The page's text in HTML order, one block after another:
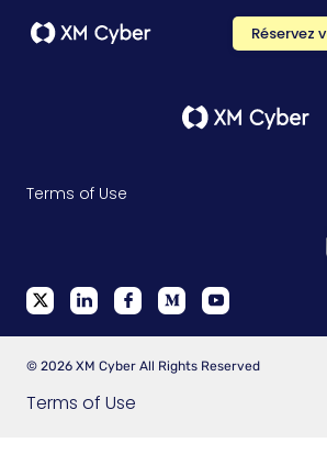
Réservez
Terms of Use
© 2026 XM Cyber All Rights Reserved
Terms of Use